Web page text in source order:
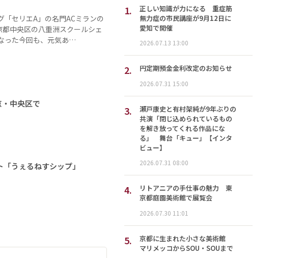
セリエA」の名門ACミランの
中央区の八重洲スクールシェ
った今回も、元気あ…
中央区で
うぇるねすシップ」
1.
正しい知識が力になる 重症筋
無力症の市民講座が9月12日に
愛知で開催
2026.07.13 13:00
2. 円定期預金金利改定のお知らせ
2026.07.31 15:00
3.
瀬戸康史と有村架純が9年ぶりの
共演「閉じ込められているもの
を解き放ってくれる作品にな
る」 舞台「キュー」【インタ
ビュー】
2026.07.31 08:00
4.
リトアニアの手仕事の魅力 東
京都庭園美術館で展覧会
2026.07.30 11:01
5.
京都に生まれた小さな美術館
マリメッコからSOU・SOUまで